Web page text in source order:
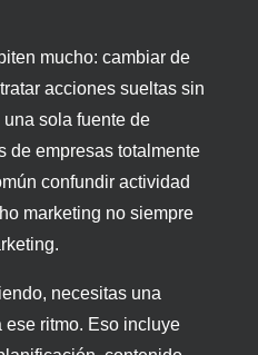
mucho: cambiar de
acciones sueltas sin
sola fuente de
de empresas totalmente
confundir actividad
marketing no siempre
necesitas una
ese ritmo. Eso incluye